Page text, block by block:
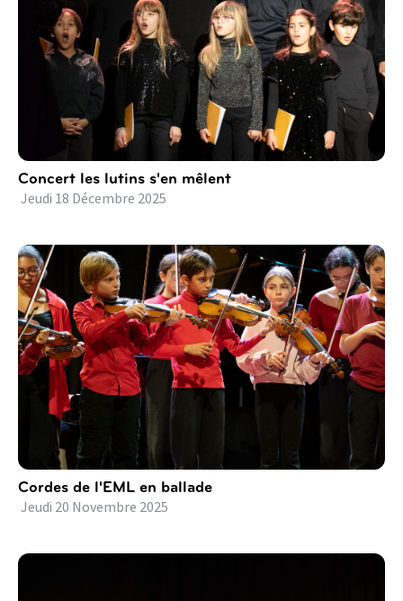
Concert les lutins s'en mêlent
Jeudi 18 Décembre 2025
Cordes de l'EML en ballade
Jeudi 20 Novembre 2025